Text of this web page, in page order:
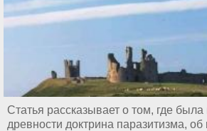
Статья рассказывает о том, где
древности доктрина паразитизма,